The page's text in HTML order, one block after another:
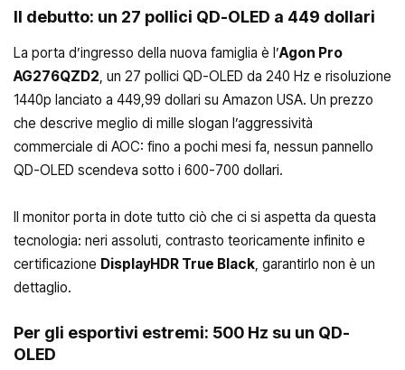
Il debutto: un 27 pollici QD-OLED a 449 dollari
La porta d’ingresso della nuova famiglia è l’Agon Pro
AG276QZD2, un 27 pollici QD-OLED da 240 Hz e risoluzione
1440p lanciato a 449,99 dollari su Amazon USA. Un prezzo
che descrive meglio di mille slogan l’aggressività
commerciale di AOC: fino a pochi mesi fa, nessun pannello
QD-OLED scendeva sotto i 600-700 dollari.
Il monitor porta in dote tutto ciò che ci si aspetta da questa
tecnologia: neri assoluti, contrasto teoricamente infinito e
certificazione DisplayHDR True Black, garantirlo non è un
dettaglio.
Per gli esportivi estremi: 500 Hz su un QD-
OLED